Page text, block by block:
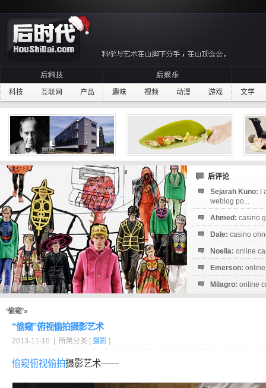
科技 互联网 产品 趣味 视频 动漫 游戏 文学
后评论
Sejarah Kuno:
weblog po...
Ahmed: casino
Dale: casino
Noelia: online
Emerson:
Milagro: online
‘偷窥’»
“偷窥”俯视偷拍摄影艺术
2013-11-10 | 所属分类 [ 摄影 ]
偷窥俯视偷拍摄影艺术——